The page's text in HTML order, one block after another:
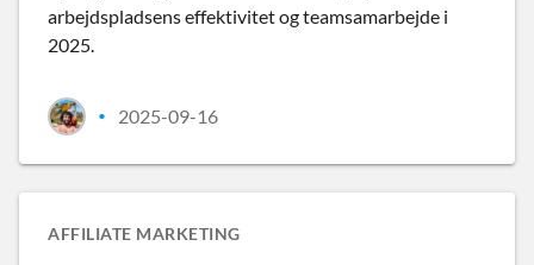
arbejdspladsens effektivitet og teamsamarbejde i
2025.
• 2025-09-16
AFFILIATE MARKETING